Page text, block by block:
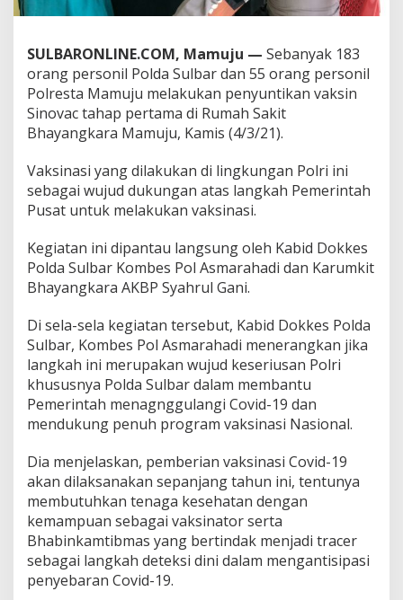
a
n
P
o
l
r
s
t
a
M
m
u
j
e
r
i
m
a
V
a
s
i
n
C
o
v
i
SULBARONLINE.COM, Mamuju — Sebanyak 183
orang personil Polda Sulbar dan 55 orang personil
Polresta Mamuju melakukan penyuntikan vaksin
Sinovac tahap pertama di Rumah Sakit
Bhayangkara Mamuju, Kamis (4/3/21).
Vaksinasi yang dilakukan di lingkungan Polri ini
sebagai wujud dukungan atas langkah Pemerintah
Pusat untuk melakukan vaksinasi.
Kegiatan ini dipantau langsung oleh Kabid Dokkes
Polda Sulbar Kombes Pol Asmarahadi dan Karumkit
Bhayangkara AKBP Syahrul Gani.
Di sela-sela kegiatan tersebut, Kabid Dokkes Polda
Sulbar, Kombes Pol Asmarahadi menerangkan jika
langkah ini merupakan wujud keseriusan Polri
khususnya Polda Sulbar dalam membantu
Pemerintah menagnggulangi Covid-19 dan
mendukung penuh program vaksinasi Nasional.
Dia menjelaskan, pemberian vaksinasi Covid-19
akan dilaksanakan sepanjang tahun ini, tentunya
membutuhkan tenaga kesehatan dengan
kemampuan sebagai vaksinator serta
Bhabinkamtibmas yang bertindak menjadi tracer
sebagai langkah deteksi dini dalam mengantisipasi
penyebaran Covid-19.